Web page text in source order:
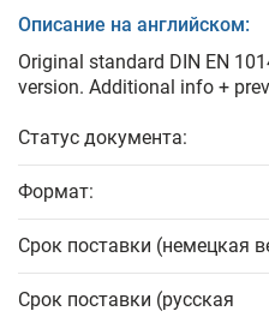
Описание на английском:
Original standard DIN EN
version. Additional info +
Статус документа:
Формат:
Срок поставки (немецкая
Срок поставки (русская